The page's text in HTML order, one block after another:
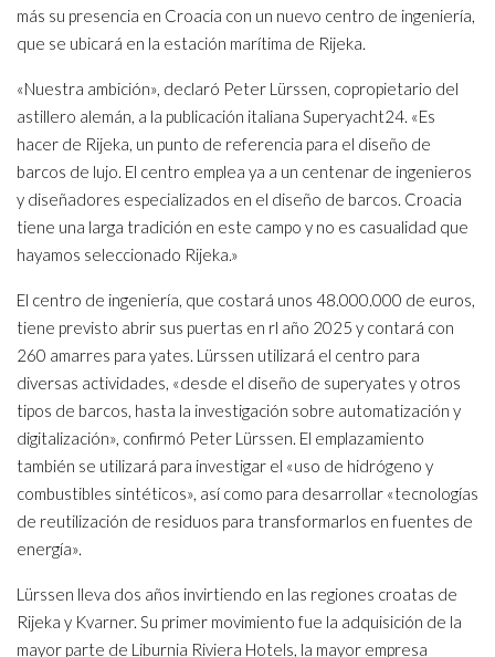
más su presencia en Croacia con un nuevo centro de ingeniería,
que se ubicará en la estación marítima de Rijeka.
«Nuestra ambición», declaró Peter Lürssen, copropietario del
astillero alemán, a la publicación italiana Superyacht24. «Es
hacer de Rijeka, un punto de referencia para el diseño de
barcos de lujo. El centro emplea ya a un centenar de ingenieros
y diseñadores especializados en el diseño de barcos. Croacia
tiene una larga tradición en este campo y no es casualidad que
hayamos seleccionado Rijeka.»
El centro de ingeniería, que costará unos 48.000.000 de euros,
tiene previsto abrir sus puertas en rl año 2025 y contará con
260 amarres para yates. Lürssen utilizará el centro para
diversas actividades, «desde el diseño de superyates y otros
tipos de barcos, hasta la investigación sobre automatización y
digitalización», confirmó Peter Lürssen. El emplazamiento
también se utilizará para investigar el «uso de hidrógeno y
combustibles sintéticos», así como para desarrollar «tecnologías
de reutilización de residuos para transformarlos en fuentes de
energía».
Lürssen lleva dos años invirtiendo en las regiones croatas de
Rijeka y Kvarner. Su primer movimiento fue la adquisición de la
mayor parte de Liburnia Riviera Hotels, la mayor empresa